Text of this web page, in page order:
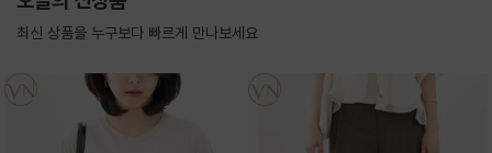
최신 상품을 누구보다 빠르게 만나보세요